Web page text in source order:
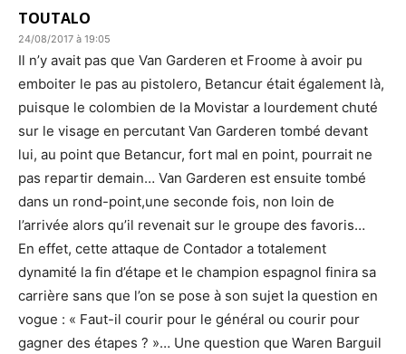
TOUTALO
24/08/2017 à 19:05
Il n’y avait pas que Van Garderen et Froome à avoir pu
emboiter le pas au pistolero, Betancur était également là,
puisque le colombien de la Movistar a lourdement chuté
sur le visage en percutant Van Garderen tombé devant
lui, au point que Betancur, fort mal en point, pourrait ne
pas repartir demain… Van Garderen est ensuite tombé
dans un rond-point,une seconde fois, non loin de
l’arrivée alors qu’il revenait sur le groupe des favoris…
En effet, cette attaque de Contador a totalement
dynamité la fin d’étape et le champion espagnol finira sa
carrière sans que l’on se pose à son sujet la question en
vogue : « Faut-il courir pour le général ou courir pour
gagner des étapes ? »… Une question que Waren Barguil